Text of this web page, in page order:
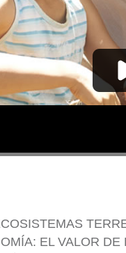
EL VALOR